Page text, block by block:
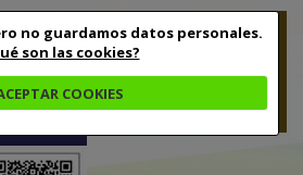
no guardamos datos personales.
son las cookies?
COOKIES